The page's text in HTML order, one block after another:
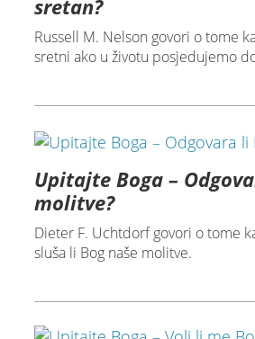
sretan?
Russell M. Nelson govori o tome
sretni ako u životu posjedujemo
Upitajte Boga –
molitve?
Dieter F. Uchtdorf govori o tome
sluša li Bog naše molitve.